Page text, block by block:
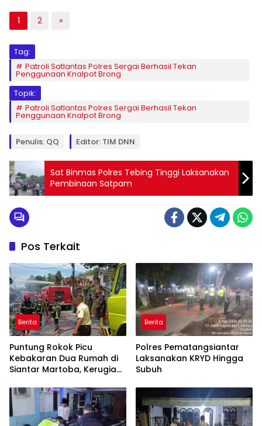
1 2 »
Tag:
Patroli Satlantas Polres Sergai Berhasil Tekan
Penggunaan Knalpot Brong
Topik:
Patroli Satlantas Polres Sergai Berhasil Tekan
Penggunaan Knalpot Brong
Penulis: QQ Editor: TIM DNN
Sat Binmas Polres Tebing Tinggi Laksanakan
Pembinaan Satpam
Pos Terkait
Berita
Puntung Rokok Picu
Kebakaran Dua Rumah di
Siantar Martoba, Kerugian
Berita
Polres Pematangsiantar
Laksanakan KRYD Hingga
Subuh